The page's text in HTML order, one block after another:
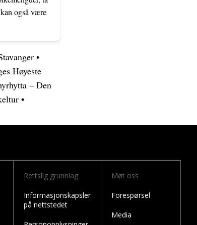
også være
•
Høyeste
– Den
•
Møt oss
Forespørsel
Media
Rettslig grunnlag
Informasjonskapsler
på nettstedet